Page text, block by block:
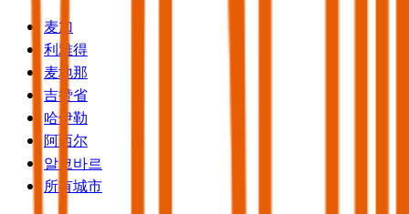
麦加
利雅得
麦地那
吉赞省
哈伊勒
阿西尔
알코바르
所有城市